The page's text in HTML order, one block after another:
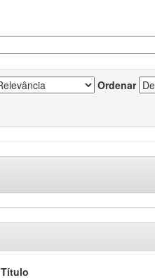
Ordenar
Título